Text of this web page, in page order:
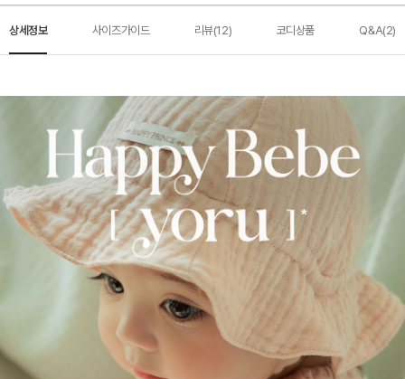
상세정보 사이즈가이드 리뷰(12) 코디상품 Q&A(2)